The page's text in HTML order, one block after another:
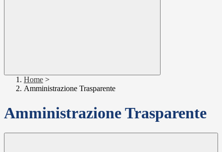
Home >
Amministrazione Trasparente
Amministrazione Trasparente